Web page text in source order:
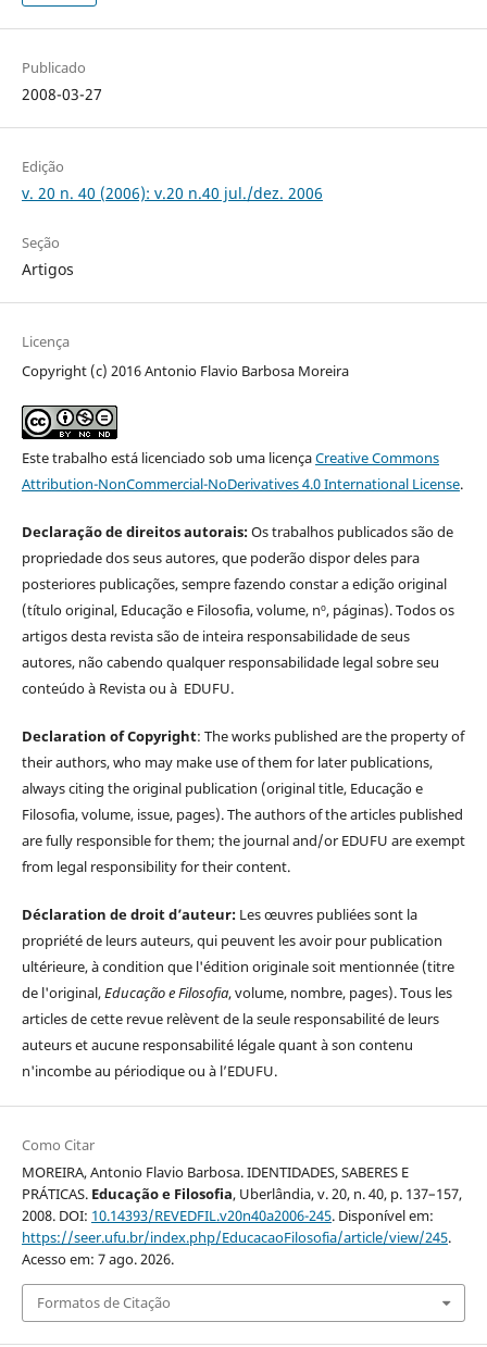
Publicado
2008-03-27
Edição
v. 20 n. 40 (2006): v.20 n.40 jul./dez. 2006
Seção
Artigos
Licença
Copyright (c) 2016 Antonio Flavio Barbosa Moreira
Este trabalho está licenciado sob uma licençaCreative Commons
Attribution-NonCommercial-NoDerivatives 4.0 International License.
Declaração de direitos autorais:Os trabalhos publicados são de
propriedade dos seus autores, que poderão dispor deles para
posteriores publicações, sempre fazendo constar a edição original
(título original, Educação e Filosofia, volume, nº, páginas). Todos os
artigos desta revista são de inteira responsabilidade de seus
autores, não cabendo qualquer responsabilidade legal sobre seu
conteúdo à Revista ou à EDUFU.
Declaration of Copyright: The works published are the property of
their authors, who may make use of them for later publications,
always citing the original publication (original title, Educação e
Filosofia, volume, issue, pages). The authors of the articles published
are fully responsible for them; the journal and/or EDUFU are exempt
from legal responsibility for their content.
Déclaration de droit d’auteur: Les œuvres publiées sont la
propriété de leurs auteurs, qui peuvent les avoir pour publication
ultérieure, à condition que l'édition originale soit mentionnée (titre
de l'original,Educação e Filosofia, volume, nombre, pages). Tous les
articles de cette revue relèvent de la seule responsabilité de leurs
auteurs et aucune responsabilité légale quant à son contenu
n'incombe au périodique ou à l’EDUFU.
Como Citar
MOREIRA, Antonio Flavio Barbosa. IDENTIDADES, SABERES E
PRÁTICAS. Educação e Filosofia, Uberlândia, v. 20, n. 40, p. 137–157,
2008. DOI: 10.14393/REVEDFIL.v20n40a2006-245. Disponível em:
https://seer.ufu.br/index.php/EducacaoFilosofia/article/view/245.
Acesso em: 7 ago. 2026.
Formatos de Citação